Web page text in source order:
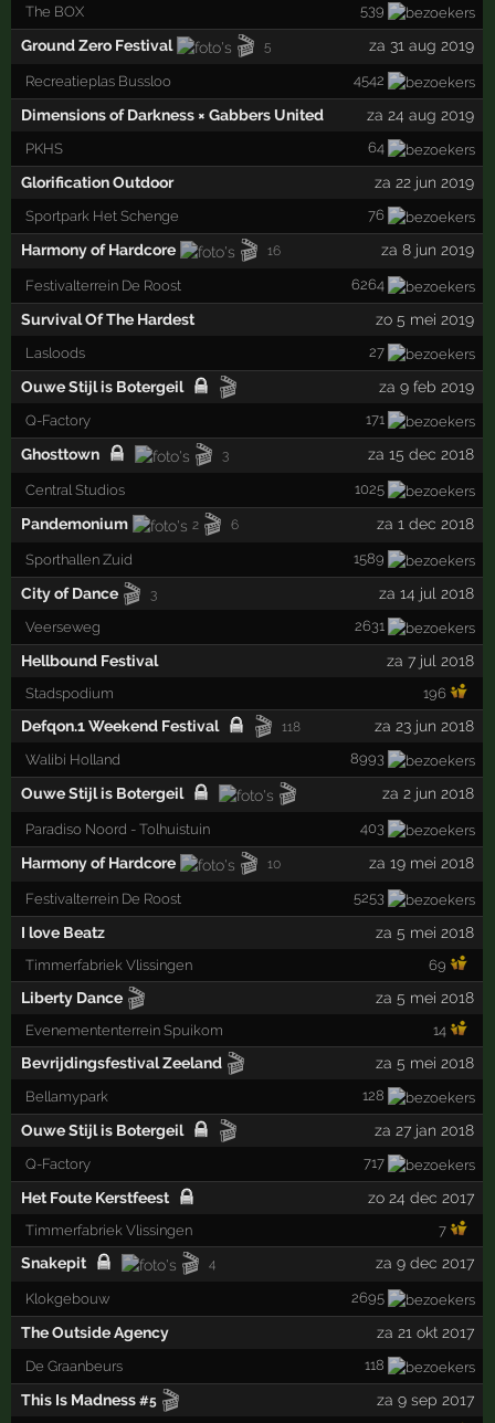
The BOX 539
Ground Zero Festival 🎬 5 za 31 aug 2019
Recreatieplas Bussloo 4542
Dimensions of Darkness × Gabbers United za 24 aug 2019
PKHS 64
Glorification Outdoor za 22 jun 2019
Sportpark Het Schenge 76
Harmony of Hardcore 🎬 16 za 8 jun 2019
Festivalterrein De Roost 6264
Survival Of The Hardest zo 5 mei 2019
Lasloods 27
Ouwe Stijl is Botergeil 🎬 za 9 feb 2019
Q-Factory 171
Ghosttown 🎬 3 za 15 dec 2018
Central Studios 1025
Pandemonium 2 🎬 6 za 1 dec 2018
Sporthallen Zuid 1589
City of Dance 🎬 3 za 14 jul 2018
Veerseweg 2631
Hellbound Festival za 7 jul 2018
Stadspodium 196
Defqon.1 Weekend Festival 🎬 118 za 23 jun 2018
Walibi Holland 8993
Ouwe Stijl is Botergeil 🎬 za 2 jun 2018
Paradiso Noord - Tolhuistuin 403
Harmony of Hardcore 🎬 10 za 19 mei 2018
Festivalterrein De Roost 5253
I love Beatz za 5 mei 2018
Timmerfabriek Vlissingen 69
Liberty Dance 🎬 za 5 mei 2018
Evenemententerrein Spuikom 14
Bevrijdingsfestival Zeeland 🎬 za 5 mei 2018
Bellamypark 128
Ouwe Stijl is Botergeil 🎬 za 27 jan 2018
Q-Factory 717
Het Foute Kerstfeest zo 24 dec 2017
Timmerfabriek Vlissingen 7
Snakepit 🎬 4 za 9 dec 2017
Klokgebouw 2695
The Outside Agency za 21 okt 2017
De Graanbeurs 118
This Is Madness #5 🎬 za 9 sep 2017